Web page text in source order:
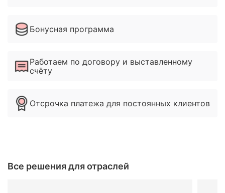
Бонусная программа
Работаем по договору и выставленному
счёту
Отсрочка платежа для постоянных клиентов
Все решения для отраслей